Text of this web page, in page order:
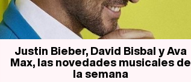
Justin Bieber, David Bisbal y Ava
Max, las novedades musicales de
la semana